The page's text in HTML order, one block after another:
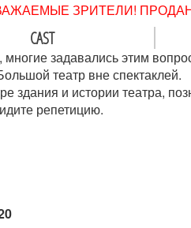
ЗРИТЕЛИ!
CAST
задавались этим
театр вне спектаклей.
здания и истории театра,
репетицию.